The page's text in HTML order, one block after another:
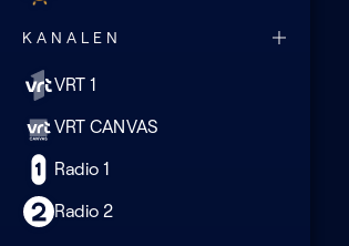
KANALEN
VRT 1
VRT CANVAS
Radio 1
Radio 2